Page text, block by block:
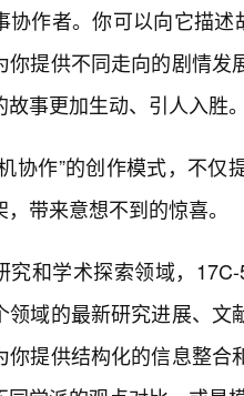
协作者。你可以向它描
你提供不同走向的剧情
故事更加生动、引人入胜
协作”的创作模式，不
带来意想不到的惊喜。
究和学术探索领域，
领域的最新研究进展、
你提供结构化的信息整